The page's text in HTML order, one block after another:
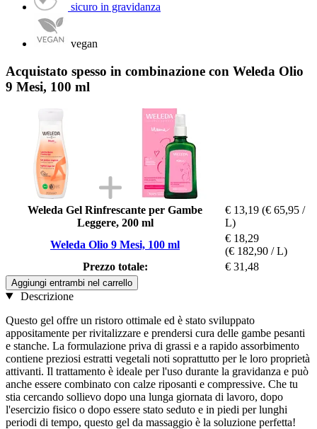
sicuro in gravidanza
vegan
Acquistato spesso in combinazione con Weleda Olio
9 Mesi, 100 ml
Weleda Gel Rinfrescante per Gambe
Leggere, 200 ml
€ 13,19 (€ 65,95 /
L)
Weleda Olio 9 Mesi, 100 ml
€ 18,29
(€ 182,90 / L)
Prezzo totale:
€ 31,48
Aggiungi entrambi nel carrello
Descrizione
Questo gel offre un ristoro ottimale ed è stato sviluppato
appositamente per rivitalizzare e prendersi cura delle gambe pesanti
e stanche. La formulazione priva di grassi e a rapido assorbimento
contiene preziosi estratti vegetali noti soprattutto per le loro proprietà
attivanti. Il trattamento è ideale per l'uso durante la gravidanza e può
anche essere combinato con calze riposanti e compressive. Che tu
stia cercando sollievo dopo una lunga giornata di lavoro, dopo
l'esercizio fisico o dopo essere stato seduto e in piedi per lunghi
periodi di tempo, questo gel da massaggio è la soluzione perfetta!